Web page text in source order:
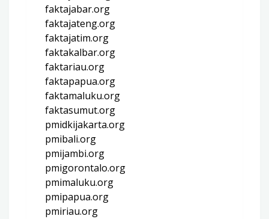
faktajabar.org
faktajateng.org
faktajatim.org
faktakalbar.org
faktariau.org
faktapapua.org
faktamaluku.org
faktasumut.org
pmidkijakarta.org
pmibali.org
pmijambi.org
pmigorontalo.org
pmimaluku.org
pmipapua.org
pmiriau.org